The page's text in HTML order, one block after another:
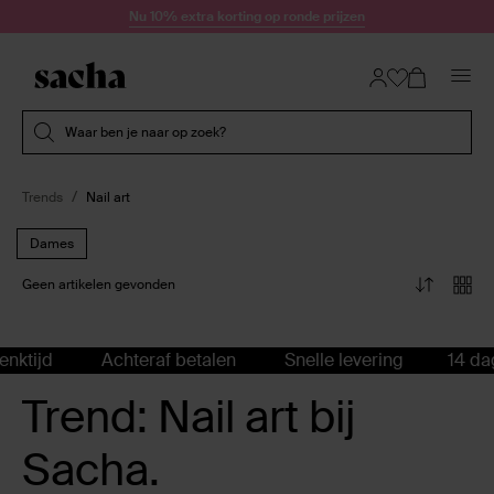
Doorgaan naar artikelNu 10% extra korting op ronde prijzen
Waar ben je naar op zoek?
Trends Nail art
Dames
Geen artikelen gevonden
Achteraf betalen Snelle levering 14
Trend: Nail art bij
Sacha.